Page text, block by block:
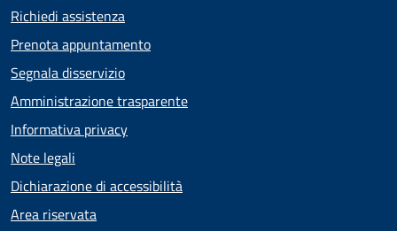
Richiedi assistenza
Prenota appuntamento
Segnala disservizio
Amministrazione trasparente
Informativa privacy
Note legali
Dichiarazione di accessibilità
Area riservata